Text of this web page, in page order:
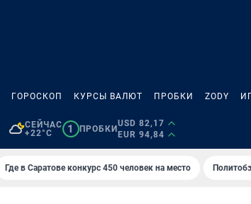
ГОРОСКОП КУРСЫ ВАЛЮТ ПРОБКИ ZODY
СЕЙЧАС
+22°C
1 ПРОБКИ
USD 82,17
EUR 94,84
Где в Саратове конкурс 450 человек на место